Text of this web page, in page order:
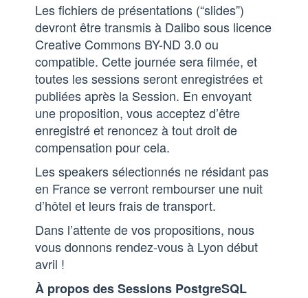
Les fichiers de présentations (“slides”)
devront être transmis à Dalibo sous licence
Creative Commons BY-ND 3.0 ou
compatible. Cette journée sera filmée, et
toutes les sessions seront enregistrées et
publiées après la Session. En envoyant
une proposition, vous acceptez d’être
enregistré et renoncez à tout droit de
compensation pour cela.
Les speakers sélectionnés ne résidant pas
en France se verront rembourser une nuit
d’hôtel et leurs frais de transport.
Dans l’attente de vos propositions, nous
vous donnons rendez-vous à Lyon début
avril !
À propos des Sessions PostgreSQL